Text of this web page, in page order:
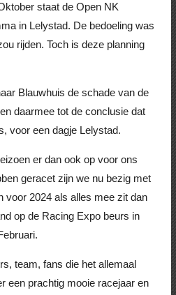
staat de Open NK
in Lelystad. De bedoeling was
rijden. Toch is deze planning
Blauwhuis de schade van de
daarmee tot de conclusie dat
voor een dagje Lelystad.
er dan ook op voor ons
geracet zijn we nu bezig met
voor 2024 als alles mee zit dan
op de Racing Expo beurs in
team, fans die het allemaal
een prachtig mooie racejaar en